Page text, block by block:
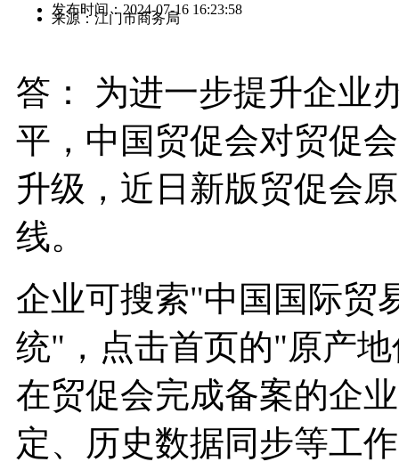
发布时间：2024-07-16 16:23:58
来源：江门市商务局
答： 为进一步提升企业
平，中国贸促会对贸促
升级，近日新版贸促会
线。
企业可搜索"中国国际贸
统"，点击首页的"原产
在贸促会完成备案的企
定、历史数据同步等工